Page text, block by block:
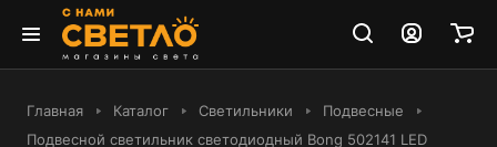
Главная Каталог Светильники
Подвесные
Подвесной светильник светодиодный Bong 502141 LED